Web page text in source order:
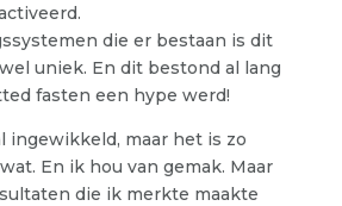
die er bestaan is dit
uniek. En dit bestond al lang
fasten een hype werd!
ingewikkeld, maar het is zo
En ik hou van gemak. Maar
die ik merkte maakte